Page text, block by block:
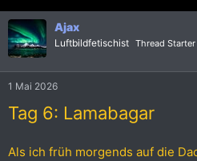
k
t
i
o
n
Ajax
Luftbildfetischist Thread Starter
1 Mai 2026
Tag 6: Lamabagar
Als ich früh morgends auf die